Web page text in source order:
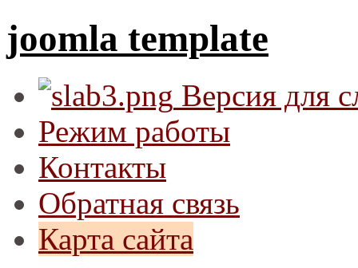
joomla template
Версия для
Режим работы
Контакты
Обратная связь
Карта сайта